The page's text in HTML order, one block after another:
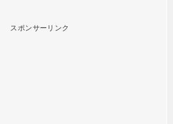
スポンサーリンク